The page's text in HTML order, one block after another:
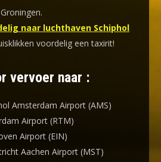
naar luchthaven Schiphol
voordelig een taxirit!
vervoer naar :
Amsterdam Airport (AMS)
Airport (RTM)
Airport (EIN)
Aachen Airport (MST)